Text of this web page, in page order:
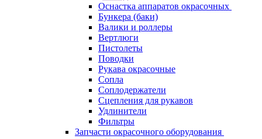
Оснастка аппаратов окрасочных
Бункера (баки)
Валики и роллеры
Вертлюги
Пистолеты
Поводки
Рукава окрасочные
Сопла
Соплодержатели
Сцепления для рукавов
Удлинители
Фильтры
Запчасти окрасочного оборудования